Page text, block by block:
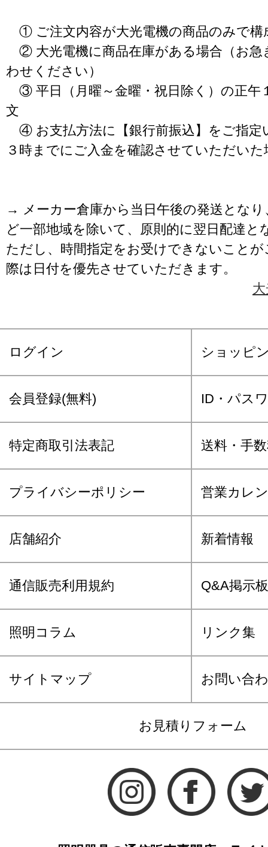
① ご注文内容が大光電機の商品のみで構
② 大光電機に商品在庫がある場合（お急
わせください）
③ 平日（月曜～金曜・祝日除く）の正午
文
④ お支払方法に【銀行前振込】をご指定
３時までにご入金を確認させていただいた
→ メーカー倉庫から当日午後の発送となり
ど一部地域を除いて、原則的に翌日配達と
ただし、時間指定をお受けできないこと
際は日付を優先させていただきます。
ログイン ショッピ
会員登録(無料) ID・パス
特定商取引法表記 送料・手
プライバシーポリシー 営業カレ
店舗紹介 新着情報
通信販売利用規約 Q&A掲示板
照明コラム リンク集
サイトマップ お問い合
お見積りフォーム